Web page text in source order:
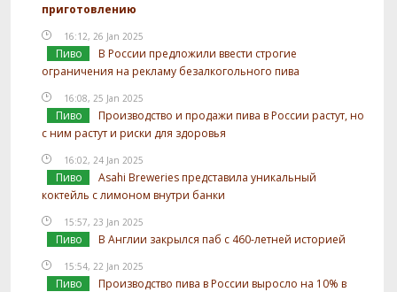
приготовлению
16:12, 26 Jan 2025
Пиво
В России предложили ввести строгие
ограничения на рекламу безалкогольного пива
16:08, 25 Jan 2025
Пиво
Производство и продажи пива в России растут, но
с ним растут и риски для здоровья
16:02, 24 Jan 2025
Пиво
Asahi Breweries представила уникальный
коктейль с лимоном внутри банки
15:57, 23 Jan 2025
Пиво В Англии закрылся паб с 460-летней историей
15:54, 22 Jan 2025
Пиво
Производство пива в России выросло на 10% в